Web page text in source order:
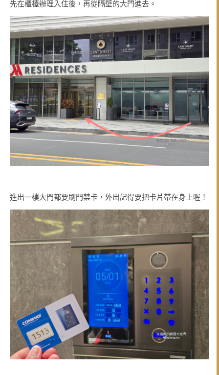
先在櫃檯辦理入住後，再從隔壁的大門進去。
進出一樓大門都要刷門禁卡，外出記得要把卡片帶在身上喔！